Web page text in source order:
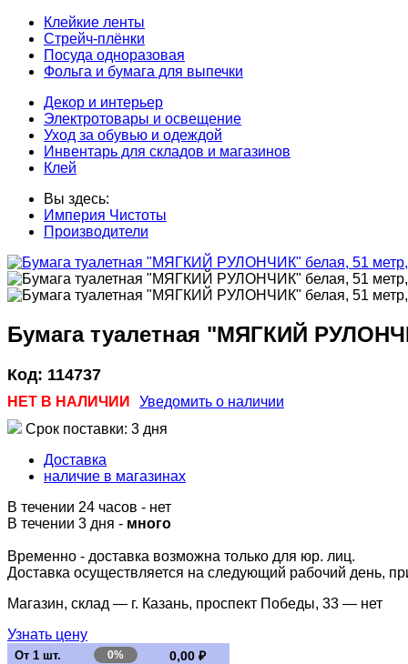
Клейкие ленты
Стрейч-плёнки
Посуда одноразовая
Фольга и бумага для выпечки
Декор и интерьер
Электротовары и освещение
Уход за обувью и одеждой
Инвентарь для складов и магазинов
Клей
Вы здесь:
Империя Чистоты
Производители
Бумага туалетная "МЯГКИЙ
Код: 114737
НЕТ В НАЛИЧИИ
Уведомить о наличии
Срок поставки: 3 дня
Доставка
наличие в магазинах
В течении 24 часов - нет
В течении 3 дня - много
Временно - доставка возможна только для юр. лиц.
Доставка осуществляется на следующий рабочий день,
Магазин, склад — г. Казань, проспект Победы, 33 — нет
Узнать цену
От 1 шт. 0% 0,00 ₽